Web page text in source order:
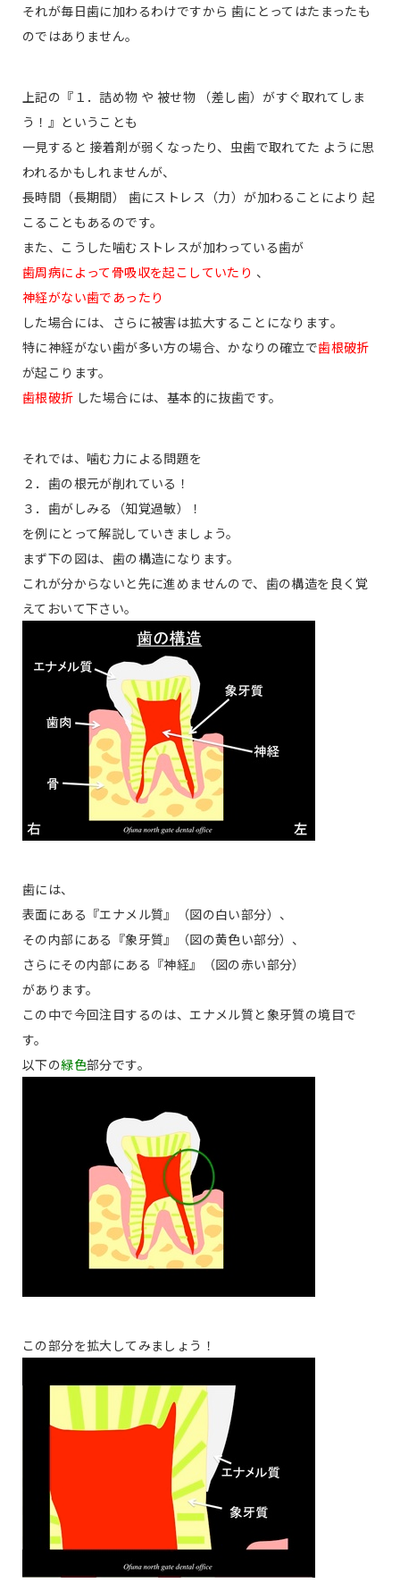
それが毎日歯に加わるわけですから 歯にとってはたまったも
のではありません。
上記の『１．詰め物 や 被せ物 （差し歯）がすぐ取れてしま
う！』ということも
一見すると 接着剤が弱くなったり、虫歯で取れてた ように思
われるかもしれませんが、
長時間（長期間） 歯にストレス（力）が加わることにより 起
こることもあるのです。
また、こうした噛むストレスが加わっている歯が
歯周病によって骨吸収を起こしていたり 、
神経がない歯であったり
した場合には、さらに被害は拡大することになります。
特に神経がない歯が多い方の場合、かなりの確立で歯根破折
が起こります。
歯根破折 した場合には、基本的に抜歯です。
それでは、噛む力による問題を
２．歯の根元が削れている！
３．歯がしみる（知覚過敏）！
を例にとって解説していきましょう。
まず下の図は、歯の構造になります。
これが分からないと先に進めませんので、歯の構造を良く覚
えておいて下さい。
歯には、
表面にある『エナメル質』（図の白い部分）、
その内部にある『象牙質』（図の黄色い部分）、
さらにその内部にある『神経』（図の赤い部分）
があります。
この中で今回注目するのは、エナメル質と象牙質の境目で
す。
以下の緑色部分です。
この部分を拡大してみましょう！